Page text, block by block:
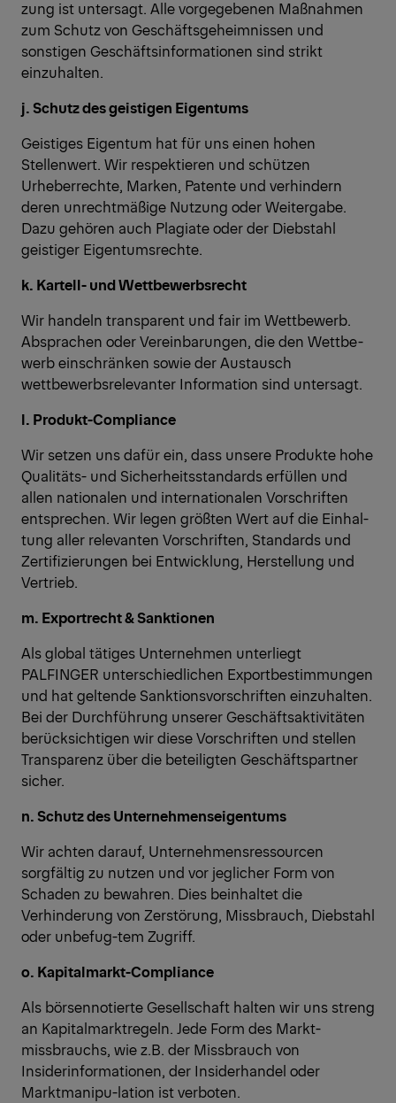
zung ist untersagt. Alle vorgegebenen Maßnahmen
zum Schutz von Geschäftsgeheimnissen und
sonstigen Geschäftsinformationen sind strikt
einzuhalten.
j. Schutz des geistigen Eigentums
Geistiges Eigentum hat für uns einen hohen
Stellenwert. Wir respektieren und schützen
Urheberrechte, Marken, Patente und verhindern
deren unrechtmäßige Nutzung oder Weitergabe.
Dazu gehören auch Plagiate oder der Diebstahl
geistiger Eigentumsrechte.
k. Kartell- und Wettbewerbsrecht
Wir handeln transparent und fair im Wettbewerb.
Absprachen oder Vereinbarungen, die den Wettbe-
werb einschränken sowie der Austausch
wettbewerbsrelevanter Information sind untersagt.
l. Produkt-Compliance
Wir setzen uns dafür ein, dass unsere Produkte hohe
Qualitäts- und Sicherheitsstandards erfüllen und
allen nationalen und internationalen Vorschriften
entsprechen. Wir legen größten Wert auf die Einhal-
tung aller relevanten Vorschriften, Standards und
Zertifizierungen bei Entwicklung, Herstellung und
Vertrieb.
m. Exportrecht & Sanktionen
Als global tätiges Unternehmen unterliegt
PALFINGER unterschiedlichen Exportbestimmungen
und hat geltende Sanktionsvorschriften einzuhalten.
Bei der Durchführung unserer Geschäftsaktivitäten
berücksichtigen wir diese Vorschriften und stellen
Transparenz über die beteiligten Geschäftspartner
sicher.
n. Schutz des Unternehmenseigentums
Wir achten darauf, Unternehmensressourcen
sorgfältig zu nutzen und vor jeglicher Form von
Schaden zu bewahren. Dies beinhaltet die
Verhinderung von Zerstörung, Missbrauch, Diebstahl
oder unbefug-tem Zugriff.
o. Kapitalmarkt-Compliance
Als börsennotierte Gesellschaft halten wir uns streng
an Kapitalmarktregeln. Jede Form des Markt-
missbrauchs, wie z.B. der Missbrauch von
Insiderinformationen, der Insiderhandel oder
Marktmanipu-lation ist verboten.